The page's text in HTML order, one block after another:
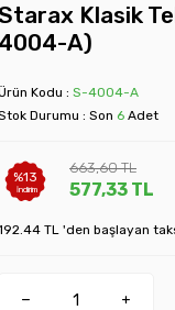
Klasik
4004-A)
Kodu : S-4004-A
Durumu : Son 6 Adet
%13
İndirim
663,60TL
577,33 TL
TL 'den başlayan